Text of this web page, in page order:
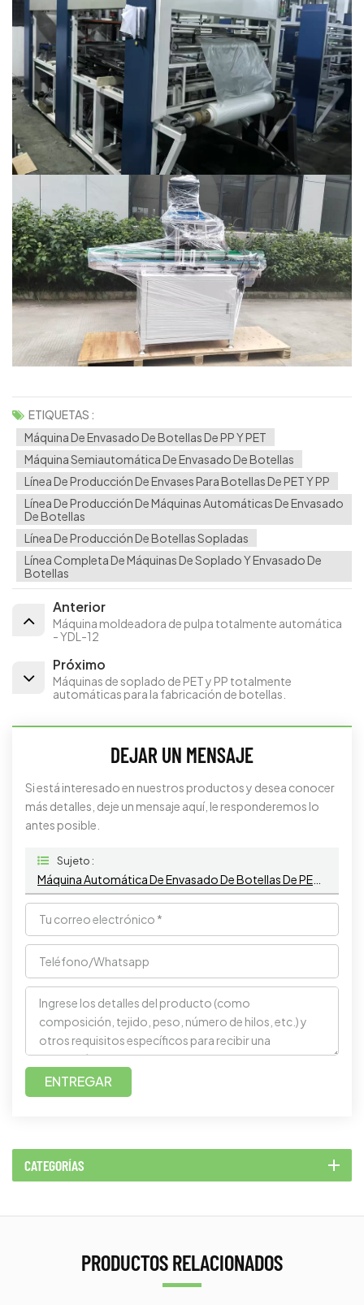
ETIQUETAS :
Máquina De Envasado De Botellas De PP Y PET
Máquina Semiautomática De Envasado De Botellas
Línea De Producción De Envases Para Botellas De PET Y PP
Línea De Producción De Máquinas Automáticas De Envasado
De Botellas
Línea De Producción De Botellas Sopladas
Línea Completa De Máquinas De Soplado Y Envasado De
Botellas
Anterior
Máquina moldeadora de pulpa totalmente automática
- YDL-12
Próximo
Máquinas de soplado de PET y PP totalmente
automáticas para la fabricación de botellas.
DEJAR UN MENSAJE
Si está interesado en nuestros productos y desea conocer
más detalles, deje un mensaje aquí, le responderemos lo
antes posible.
Sujeto :
ENTREGAR
CATEGORÍAS
PRODUCTOS RELACIONADOS